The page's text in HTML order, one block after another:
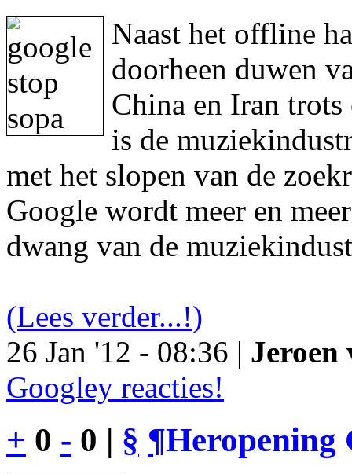
Naast het offline
doorheen duwen
China en Iran
is de
met het slopen van de
Google wordt meer en
dwang van de
(Lees verder...!)
26 Jan '12 - 08:36 | Jeroen
Googley reacties!
+ 0 - 0 | § ¶Heropening